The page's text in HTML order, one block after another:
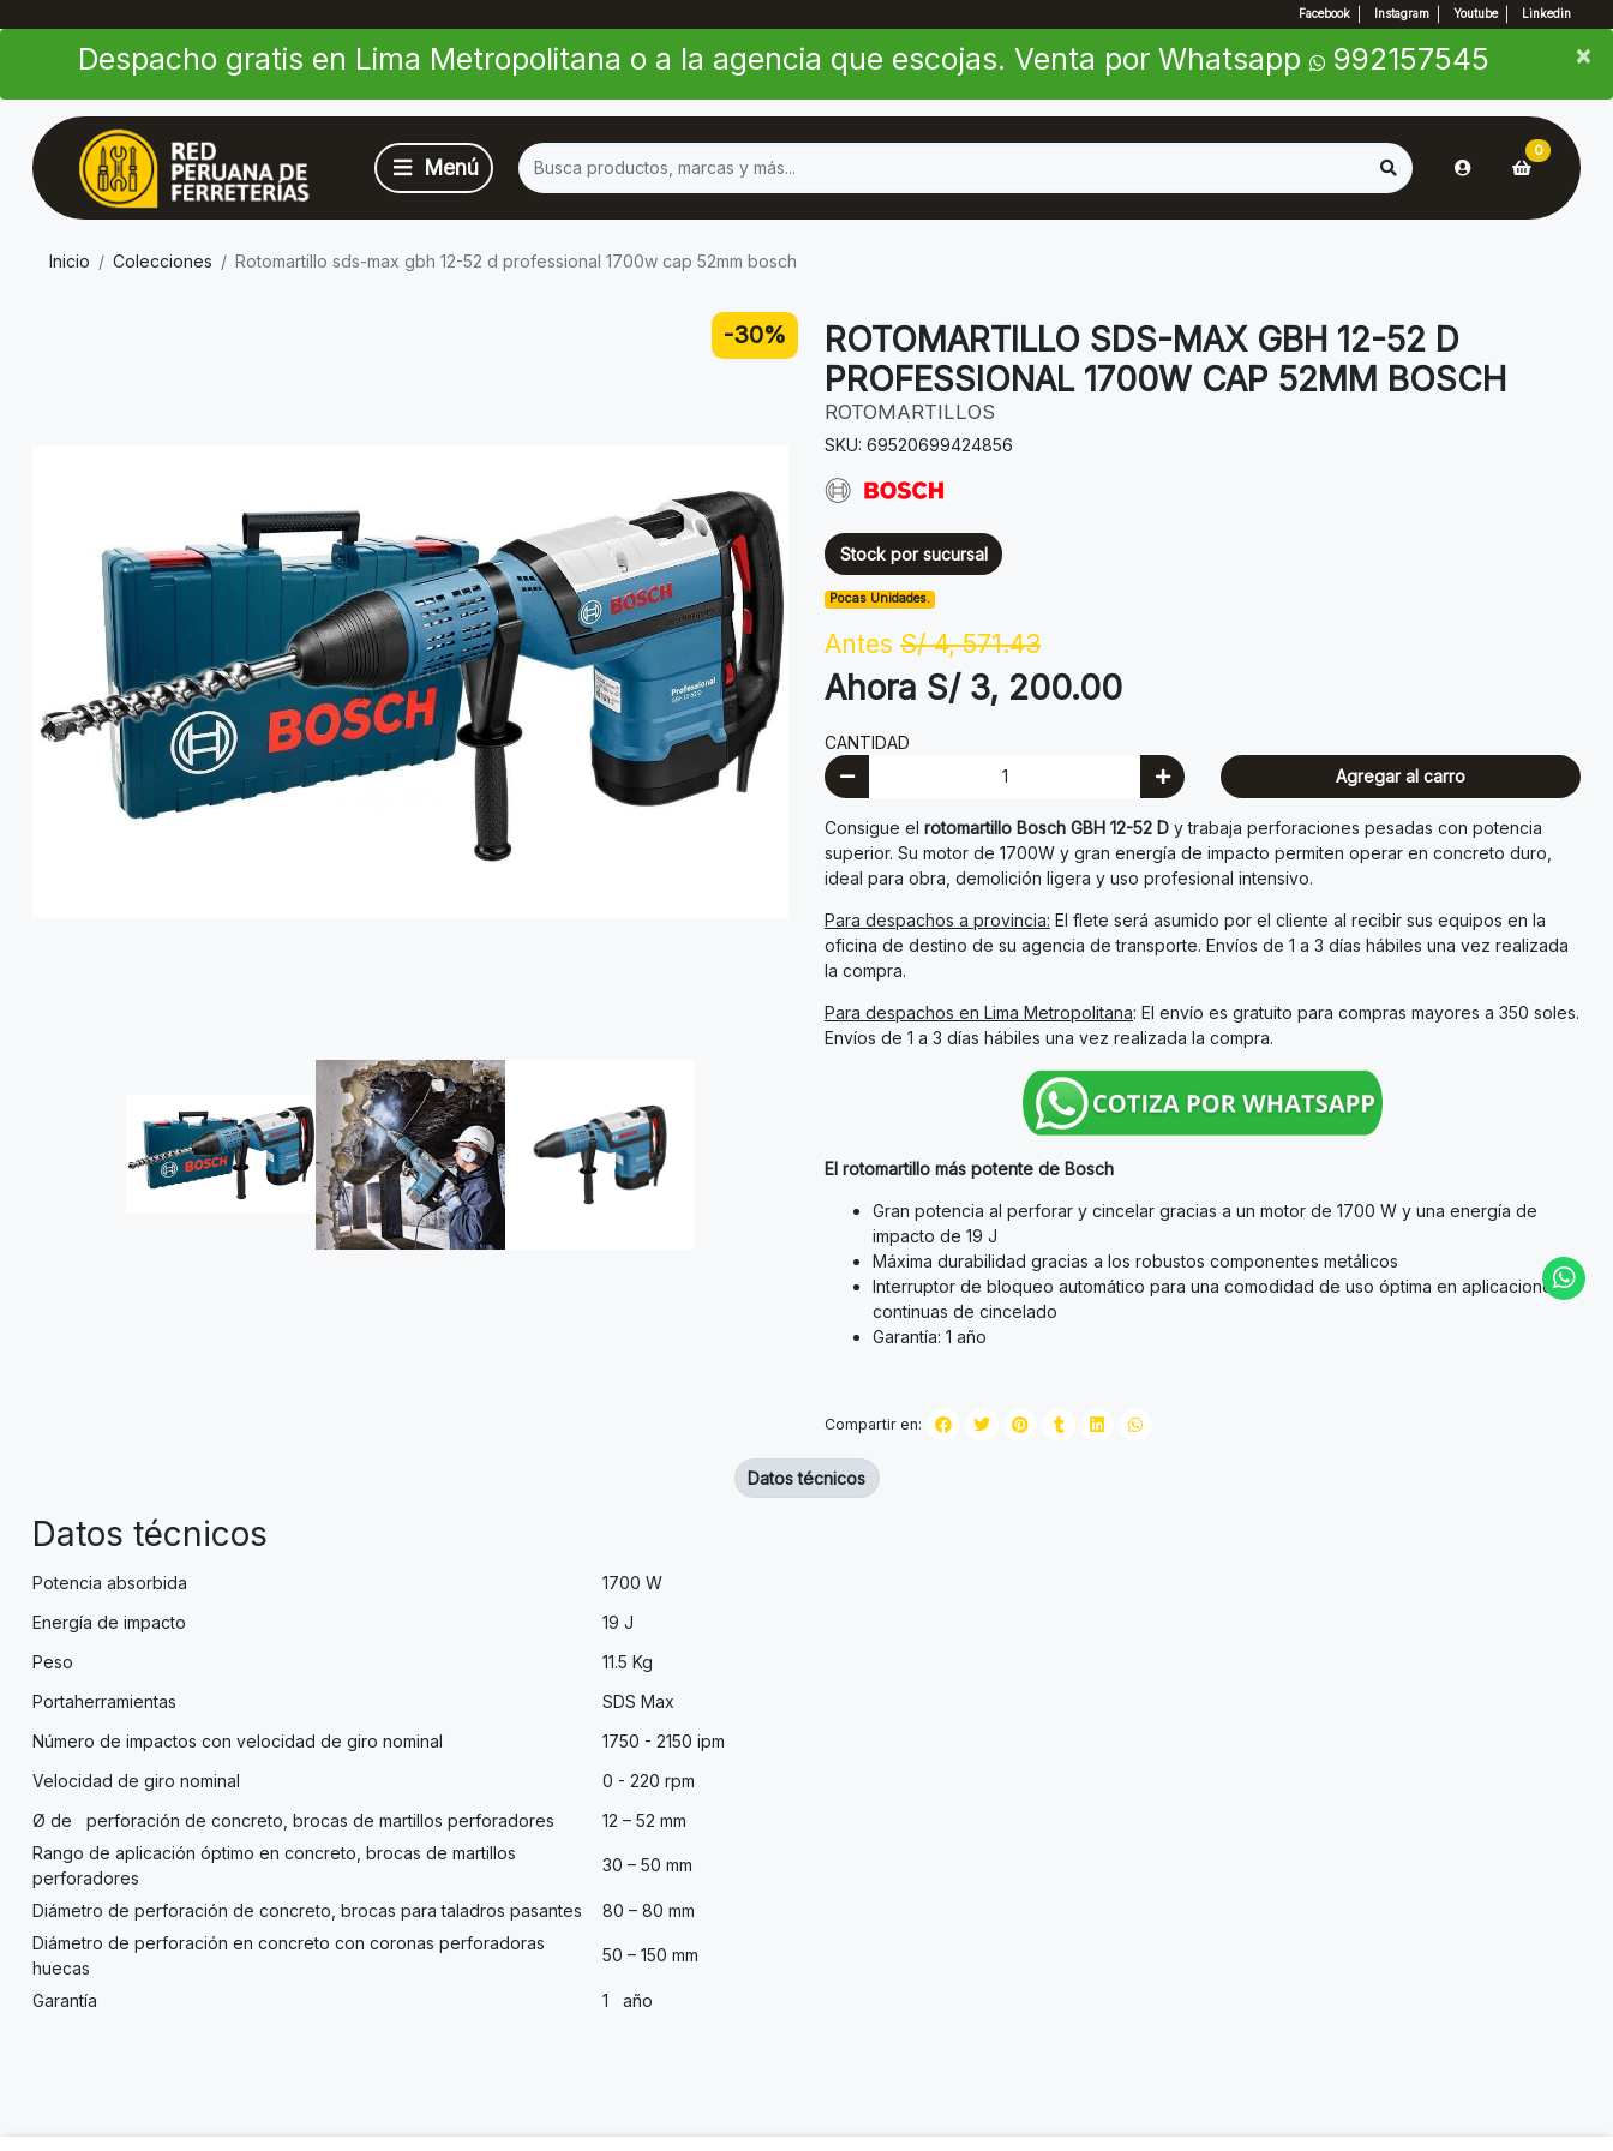
Facebook Instagram Youtube Linkedin
Despacho gratis en Lima Metropolitana o a la agencia que escojas. Venta por Whatsapp 992157545 ×
×
0
Inicio Colecciones Rotomartillo sds-max gbh 12-52 d professional 1700w cap 52mm bosch
-30%
ROTOMARTILLO SDS-MAX GBH 12-52 D
PROFESSIONAL 1700W CAP 52MM BOSCH
ROTOMARTILLOS
SKU: 69520699424856
Stock por sucursal
Pocas Unidades.
Antes S/ 4, 571.43
Ahora S/ 3, 200.00
CANTIDAD
Agregar al carro
Consigue el rotomartillo Bosch GBH 12-52 D y trabaja perforaciones pesadas con potencia
superior. Su motor de 1700W y gran energía de impacto permiten operar en concreto duro,
ideal para obra, demolición ligera y uso profesional intensivo.
Para despachos a provincia: El flete será asumido por el cliente al recibir sus equipos en la
oficina de destino de su agencia de transporte. Envíos de 1 a 3 días hábiles una vez realizada
la compra.
Para despachos en Lima Metropolitana: El envío es gratuito para compras mayores a 350 soles.
Envíos de 1 a 3 días hábiles una vez realizada la compra.
El rotomartillo más potente de Bosch
Gran potencia al perforar y cincelar gracias a un motor de 1700 W y una energía de
impacto de 19 J
Máxima durabilidad gracias a los robustos componentes metálicos
Interruptor de bloqueo automático para una comodidad de uso óptima en aplicaciones
continuas de cincelado
Garantía: 1 año
Compartir en:
Datos técnicos
Potencia absorbida
1700 W
Energía de impacto
19 J
Peso
11.5 Kg
Portaherramientas
SDS Max
Número de impactos con velocidad de giro nominal
1750 - 2150 ipm
Velocidad de giro nominal
0 - 220 rpm
Ø de perforación de concreto, brocas de martillos perforadores
12 – 52 mm
Rango de aplicación óptimo en concreto, brocas de martillos
perforadores
30 – 50 mm
Diámetro de perforación de concreto, brocas para taladros pasantes
80 – 80 mm
Diámetro de perforación en concreto con coronas perforadoras
huecas
50 – 150 mm
Garantía 1 año
Datos técnicos